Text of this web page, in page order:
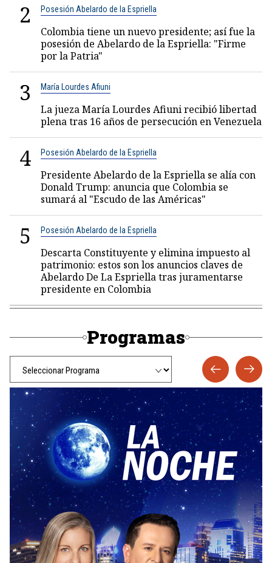
2 Posesión Abelardo de la Espriella
Colombia tiene un nuevo presidente; así fue la
posesión de Abelardo de la Espriella: "Firme
por la Patria"
3 María Lourdes Afiuni
La jueza María Lourdes Afiuni recibió libertad
plena tras 16 años de persecución en Venezuela
4 Posesión Abelardo de la Espriella
Presidente Abelardo de la Espriella se alía con
Donald Trump: anuncia que Colombia se
sumará al "Escudo de las Américas"
5 Posesión Abelardo de la Espriella
Descarta Constituyente y elimina impuesto al
patrimonio: estos son los anuncios claves de
Abelardo De La Espriella tras juramentarse
presidente en Colombia
Programas